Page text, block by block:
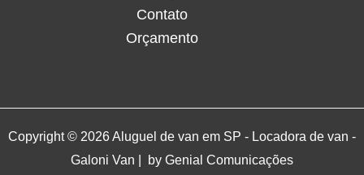
Contato
Orçamento
Copyright © 2026 Aluguel de van em SP - Locadora de van -
Galoni Van | by Genial Comunicações